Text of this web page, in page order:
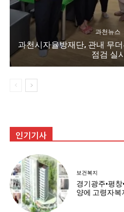
과천뉴스
과천시자율방재단, 관내 무
점검 실
인기기사
보건복지
경기광주·평창
양에 고령자복